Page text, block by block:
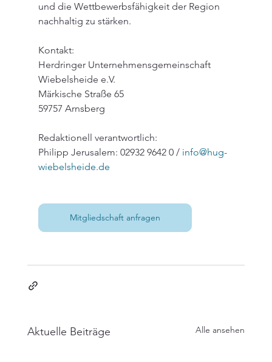
und die Wettbewerbsfähigkeit der Region
nachhaltig zu stärken.
Kontakt:
Herdringer Unternehmensgemeinschaft
Wiebelsheide e.V.
Märkische Straße 65
59757 Arnsberg
Redaktionell verantwortlich:
Philipp Jerusalem: 02932 9642 0 / info@hug-
wiebelsheide.de
Mitgliedschaft anfragen
Aktuelle Beiträge Alle ansehen